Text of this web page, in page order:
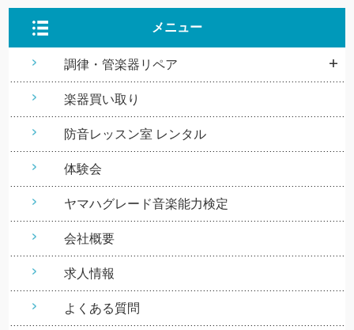
メニュー
調律・管楽器リペア
楽器買い取り
防音レッスン室 レンタル
体験会
ヤマハグレード音楽能力検定
会社概要
求人情報
よくある質問